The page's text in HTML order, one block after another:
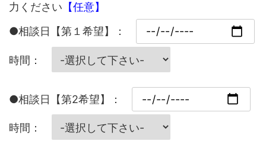
力ください 【任意】
●相談日【第１希望】：
時間：
●相談日【第2希望】：
時間：